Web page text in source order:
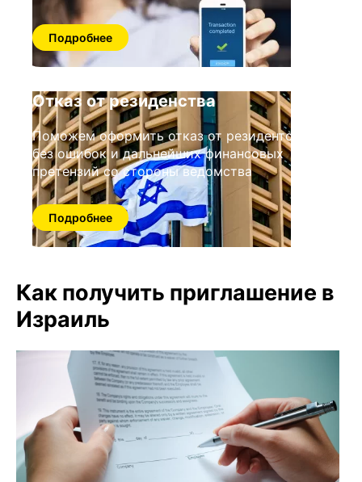
Подробнее
Отказ от резиденства
Поможем оформить отказ от резидентства
без ошибок и дальнейших финансовых
претензий со стороны ведомства
Подробнее
Как получить приглашение в
Израиль